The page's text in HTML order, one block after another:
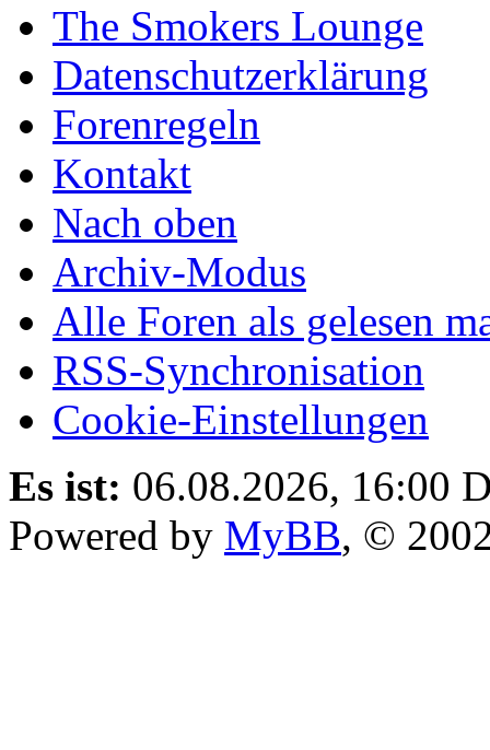
The Smokers Lounge
Datenschutzerklärung
Forenregeln
Kontakt
Nach oben
Archiv-Modus
Alle Foren als gelesen
RSS-Synchronisation
Cookie-Einstellungen
Es ist: 06.08.2026, 16:00
Powered by MyBB, ©